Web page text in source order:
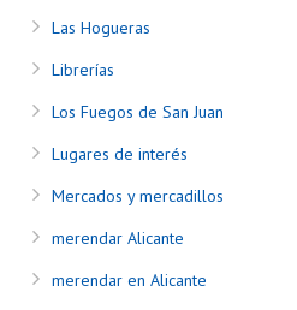
Las Hogueras
Librerías
Los Fuegos de San Juan
Lugares de interés
Mercados y mercadillos
merendar Alicante
merendar en Alicante